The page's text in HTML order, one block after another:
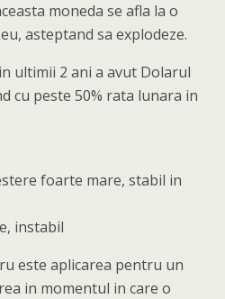
moneda se afla la o
asteptand sa explodeze.
ultimii 2 ani a avut Dolarul
cu peste 50% rata lunara in
foarte mare, stabil in
instabil
este aplicarea pentru un
in momentul in care o